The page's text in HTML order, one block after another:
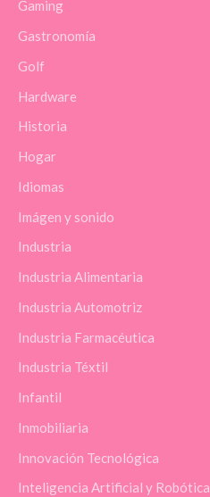
Gaming
Gastronomía
Golf
Hardware
Historia
Hogar
Idiomas
Imágen y sonido
Industria
Industria Alimentaria
Industria Automotriz
Industria Farmacéutica
Industria Téxtil
Infantil
Inmobiliaria
Innovación Tecnológica
Inteligencia Artificial y Robótica